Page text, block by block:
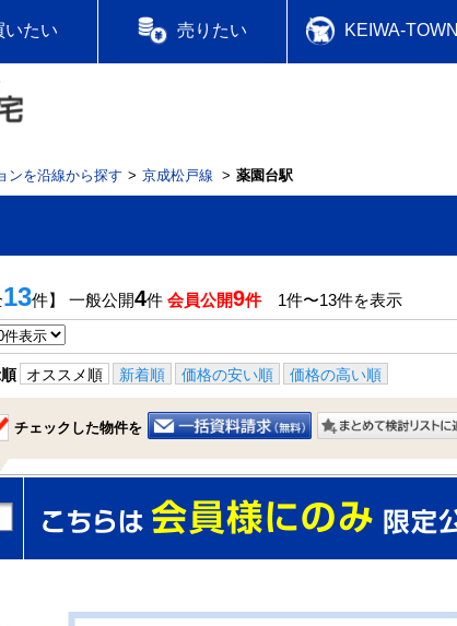
いたい 売りたい KEIWA-TOWN
ンを沿線から探す 京成松戸線 薬園台駅
13件】 一般公開4件 会員公開9件1件〜13件を表示
オススメ順 新着順 価格の安い順 価格の高い順
チェックした物件を